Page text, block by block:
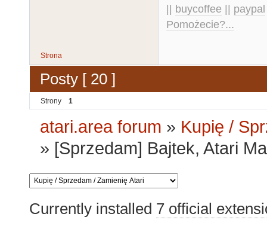
|| buycoffee || paypal
Pomożecie?...
Strona
Posty [ 20 ]
Strony 1
atari.area forum » Kupię /
» [Sprzedam] Bajtek, Atari
Currently installed 7 official